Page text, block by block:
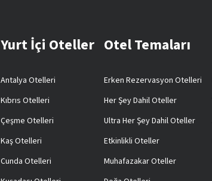
Yurt İçi Oteller
Antalya Otelleri
Kıbrıs Otelleri
Çeşme Otelleri
Kaş Otelleri
Cunda Otelleri
Otel Temaları
Erken Rezervasyon Otelleri
Her Şey Dahil Oteller
Ultra Her Şey Dahil Oteller
Etkinlikli Oteller
Muhafazakar Oteller